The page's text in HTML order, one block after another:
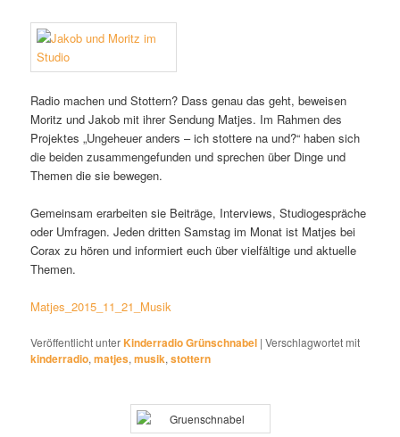
Radio machen und Stottern? Dass genau das geht, beweisen
Moritz und Jakob mit ihrer Sendung Matjes. Im Rahmen des
Projektes „Ungeheuer anders – ich stottere na und?“ haben sich
die beiden zusammengefunden und sprechen über Dinge und
Themen die sie bewegen.
Gemeinsam erarbeiten sie Beiträge, Interviews, Studiogespräche
oder Umfragen. Jeden dritten Samstag im Monat ist Matjes bei
Corax zu hören und informiert euch über vielfältige und aktuelle
Themen.
Matjes_2015_11_21_Musik
Veröffentlicht unterKinderradio Grünschnabel |Verschlagwortet mit
kinderradio,matjes,musik,stottern